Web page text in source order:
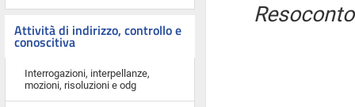
Attività di indirizzo, controllo e
conoscitiva
Interrogazioni, interpellanze,
mozioni, risoluzioni e odg